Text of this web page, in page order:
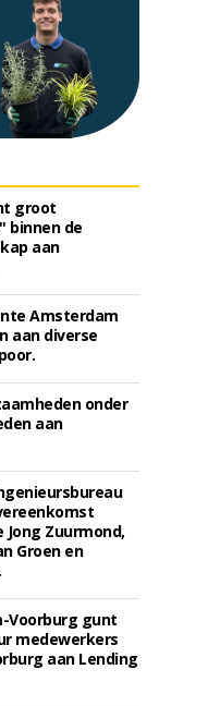
groot
binnen de
aan
Amsterdam
aan diverse
onder
aan
Jong Zuurmond,
Groen en
Voorburg gunt
medewerkers
aan Lending